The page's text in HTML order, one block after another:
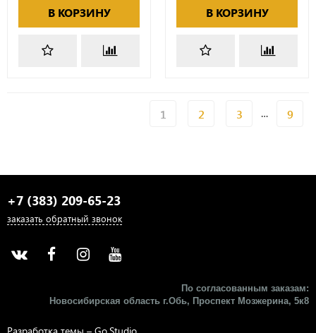
В КОРЗИНУ В КОРЗИНУ
1 2 3 … 9
+7 (383) 209-65-23
заказать обратный звонок
По согласованным заказам:
Новосибирская область г.Обь, Проспект Мозжерина, 5к8​
Разработка темы – Go.Studio